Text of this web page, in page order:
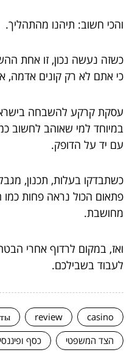
והכי חשוב: תיהנו מהתהליך.
כשזה נעשה נכון, זו אחת
כי אתם לא רק קונים אדמה,
עסקת קרקע להשבחה
במיוחד למי שאוהב לחשוב
עם יד על הדופק.
כשתבדקו בעלות, תכנון,
פתאום הכול נראה פחות כמו
מחושבת.
ואז, במקום לרדוף אחרי
לעבוד בשבילכם.
casino
review
הצד המשפטי
כסף